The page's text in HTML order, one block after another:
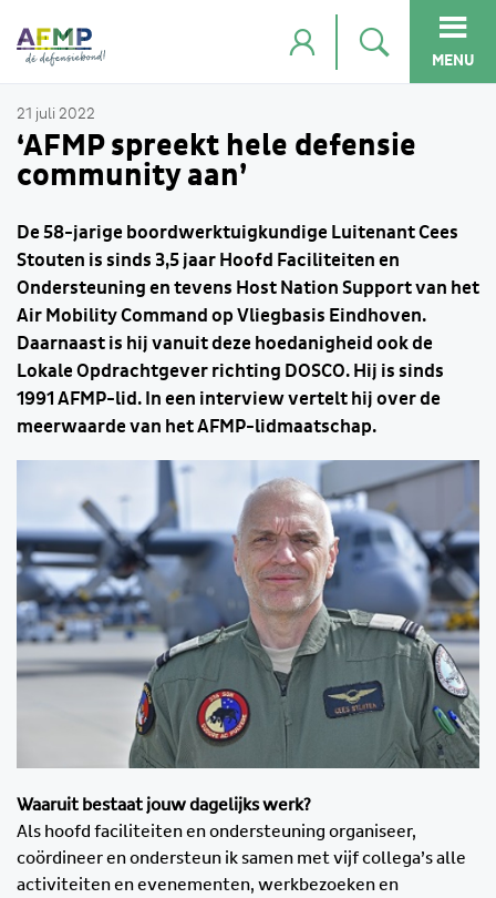
MENU
21 juli 2022
‘AFMP spreekt hele defensie
community aan’
De 58-jarige boordwerktuigkundige Luitenant Cees
Stouten is sinds 3,5 jaar Hoofd Faciliteiten en
Ondersteuning en tevens Host Nation Support van het
Air Mobility Command op Vliegbasis Eindhoven.
Daarnaast is hij vanuit deze hoedanigheid ook de
Lokale Opdrachtgever richting DOSCO. Hij is sinds
1991 AFMP-lid. In een interview vertelt hij over de
meerwaarde van het AFMP-lidmaatschap.
Waaruit bestaat jouw dagelijks werk?
Als hoofd faciliteiten en ondersteuning organiseer,
coördineer en ondersteun ik samen met vijf collega’s alle
activiteiten en evenementen, werkbezoeken en